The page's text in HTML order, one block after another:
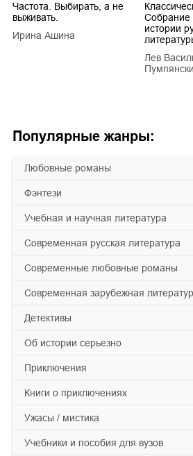
Популярные жанры:
любовные романы
фэнтези
учебная и научная литература
современная русская литература
современные любовные романы
современная зарубежная
детективы
об истории серьезно
приключения
книги о приключениях
ужасы / мистика
учебники и пособия для вузов
Частота. Выбирать, а не
выживать.
Ирина Ашина
Собрание
истории
Лев